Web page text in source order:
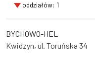
oddziałów: 1
BYCHOWO-HEL
Kwidzyn, ul. Toruńska 34